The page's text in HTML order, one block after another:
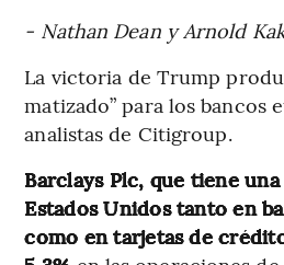
- Nathan Dean y Arnold
La victoria de Trump
matizado” para los bancos
analistas de Citigroup.
Barclays Plc, que tiene
Estados Unidos tanto en
como en tarjetas de